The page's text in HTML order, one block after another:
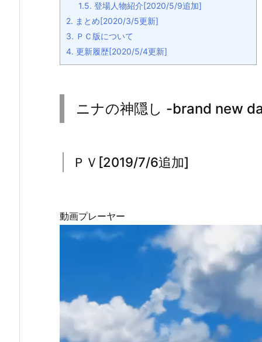
1.5. 登場人物紹介[2020/5/9追加]
2. まとめ[2020/3/5更新]
3. ＰＣ版について
4. 更新履歴[2020/5/4更新]
ニナの神隠し -brand new
ＰＶ[2019/7/6追加]
動画プレーヤー